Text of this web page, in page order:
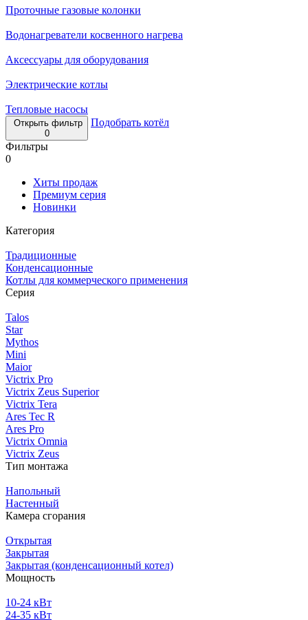
Проточные газовые колонки
Водонагреватели косвенного нагрева
Аксессуары для оборудования
Электрические котлы
Тепловые насосы
Открыть фильтр
0
Подобрать котёл
Фильтры
0
Хиты продаж
Премиум серия
Новинки
Категория
Традиционные
Конденсационные
Котлы для коммерческого применения
Серия
Talos
Star
Mythos
Mini
Maior
Victrix Pro
Victrix Zeus Superior
Victrix Tera
Ares Tec R
Ares Pro
Victrix Omnia
Victrix Zeus
Тип монтажа
Напольный
Настенный
Камера сгорания
Открытая
Закрытая
Закрытая (конденсационный котел)
Мощность
10-24 кВт
24-35 кВт